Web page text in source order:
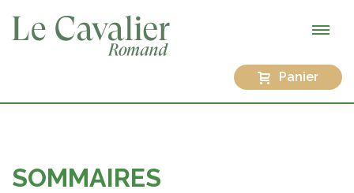
Panier
SOMMAIRES